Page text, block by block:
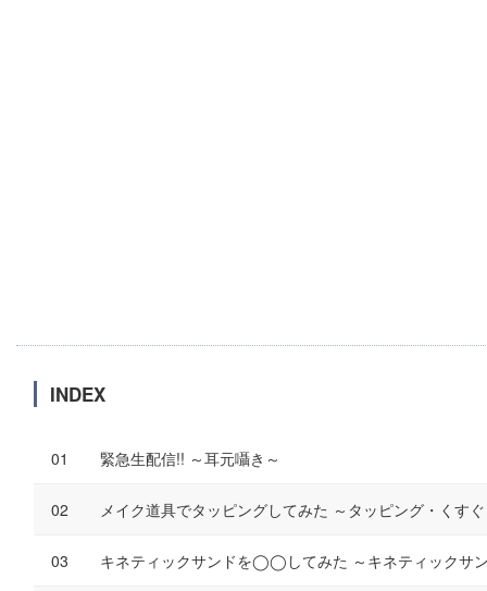
INDEX
緊急生配信!! ～耳元囁き～
メイク道具でタッピングしてみた ～タッピング・くす
キネティックサンドを◯◯してみた ～キネティックサ